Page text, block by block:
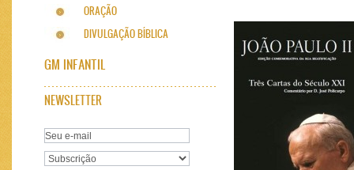
ORAÇÃO
DIVULGAÇÃO BÍBLICA
GM INFANTIL
NEWSLETTER